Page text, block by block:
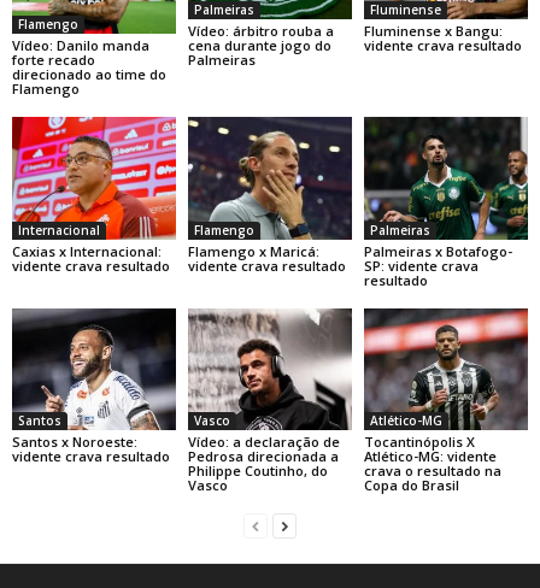
Flamengo
Vídeo: Danilo manda
forte recado
direcionado ao time do
Flamengo
Palmeiras
Vídeo: árbitro rouba a
cena durante jogo do
Palmeiras
Fluminense
Fluminense x Bangu:
vidente crava resultado
Internacional
Caxias x Internacional:
vidente crava resultado
Flamengo
Flamengo x Maricá:
vidente crava resultado
Palmeiras
Palmeiras x Botafogo-
SP: vidente crava
resultado
Santos
Santos x Noroeste:
vidente crava resultado
Vasco
Vídeo: a declaração de
Pedrosa direcionada a
Philippe Coutinho, do
Vasco
Atlético-MG
Tocantinópolis X
Atlético-MG: vidente
crava o resultado na
Copa do Brasil